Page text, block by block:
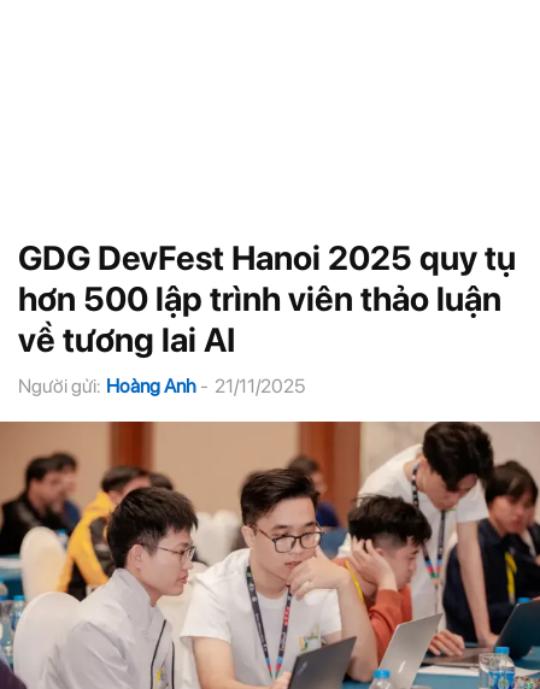
GDG DevFest Hanoi 2025 quy tụ
hơn 500 lập trình viên thảo luận
về tương lai AI
Người gửi: Hoàng Anh - 21/11/2025